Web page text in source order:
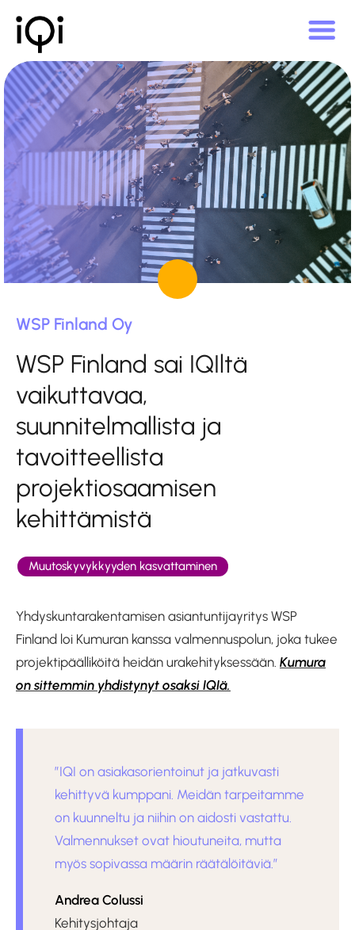
WSP Finland Oy
WSP Finland sai IQIltä
vaikuttavaa,
suunnitelmallista ja
tavoitteellista
projektiosaamisen
kehittämistä
Muutoskyvykkyyden kasvattaminen
Yhdyskuntarakentamisen asiantuntijayritys WSP
Finland loi Kumuran kanssa valmennuspolun, joka tukee
projektipäälliköitä heidän urakehityksessään. Kumura
on sittemmin yhdistynyt osaksi IQIä.
”IQI on asiakasorientoinut ja jatkuvasti
kehittyvä kumppani. Meidän tarpeitamme
on kuunneltu ja niihin on aidosti vastattu.
Valmennukset ovat hioutuneita, mutta
myös sopivassa määrin räätälöitäviä.”
Andrea Colussi
Kehitysjohtaja